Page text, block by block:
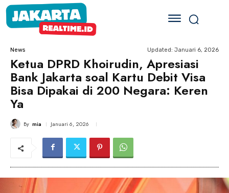
News Updated: Januari 6, 2026
Ketua DPRD Khoirudin, Apresiasi
Bank Jakarta soal Kartu Debit Visa
Bisa Dipakai di 200 Negara: Keren
Ya
By mia Januari 6, 2026